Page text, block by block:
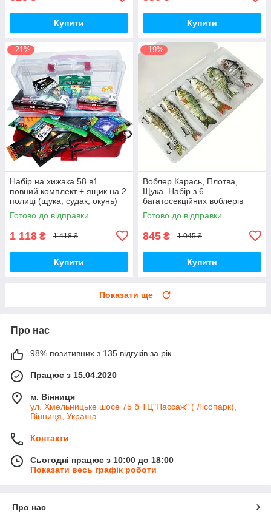
Купити Купити
–21%
Набір на хижака 58 в1
повний комплект + ящик на 2
полиці (щука, судак, окунь)
Готово до відправки
1 118 ₴ 1 418 ₴
Купити
–19%
Воблер Карась, Плотва,
Щука. Набір з 6
багатосекційних воблерів
Готово до відправки
845 ₴ 1 045 ₴
Купити
Показати ще
Про нас
98% позитивних з 135 відгуків за рік
Працює з 15.04.2020
м. Вінниця
ул. Хмельницьке шосе 75 б ТЦ"Пассаж" ( Лісопарк),
Вінниця, Україна
Контакти
Сьогодні працює з 10:00 до 18:00
Показати весь графік роботи
Про нас